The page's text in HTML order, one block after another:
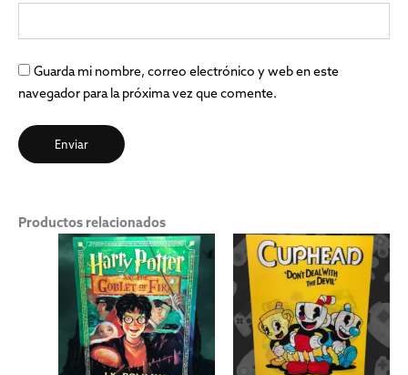
Guarda mi nombre, correo electrónico y web en este
navegador para la próxima vez que comente.
Productos relacionados